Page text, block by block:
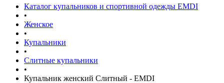
Каталог купальников и спортивной одежды EMDI
•
Женское
•
Купальники
•
Слитные купальники
•
Купальник женский Слитный - EMDI